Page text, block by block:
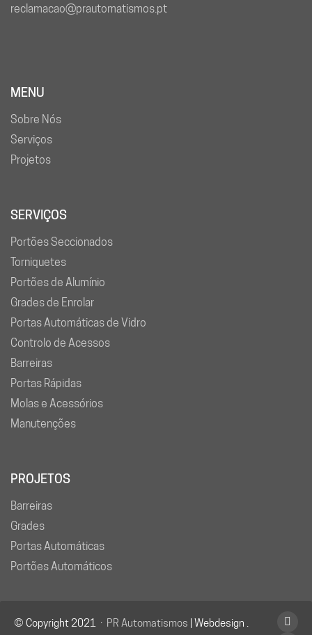
reclamacao@prautomatismos.pt
MENU
Sobre Nós
Serviços
Projetos
SERVIÇOS
Portões Seccionados
Torniquetes
Portões de Alumínio
Grades de Enrolar
Portas Automáticas de Vidro
Controlo de Acessos
Barreiras
Portas Rápidas
Molas e Acessórios
Manutenções
PROJETOS
Barreiras
Grades
Portas Automáticas
Portões Automáticos
© Copyright 2021 · PR Automatismos | Webdesign .